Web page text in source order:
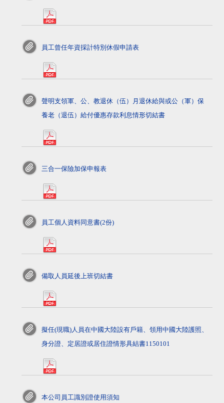
pdf>
員工曾任年資採計特別休假申請表
pdf>
聲明支領軍、公、教退休（伍）月退休給與或公（軍）保
養老（退伍）給付優惠存款利息情形切結書
pdf>
三合一保險加保申報表
pdf>
員工個人資料同意書(2份)
pdf>
備取人員延後上班切結書
pdf>
擬任(現職)人員在中國大陸設有戶籍、領用中國大陸護照、
身分證、定居證或居住證情形具結書1150101
pdf>
本公司員工識別證使用須知